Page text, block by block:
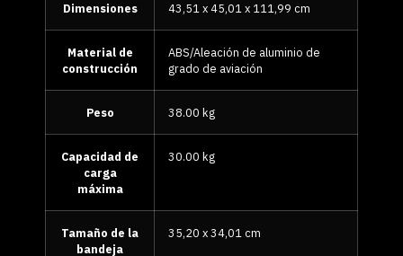
Dimensiones 43,51 x 45,01 x 111,99 cm
Material de
construcción
ABS/Aleación de aluminio de
grado de aviación
Peso 38.00 kg
Capacidad de
carga
máxima
30.00 kg
Tamaño de la
bandeja
35,20 x 34,01 cm